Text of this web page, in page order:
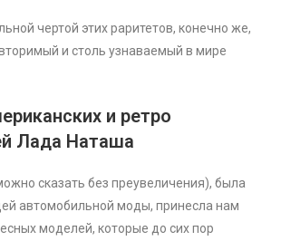
чертой этих раритетов, конечно же,
и столь узнаваемый в мире
и ретро
Лада Наташа
сказать без преувеличения), была
автомобильной моды, принесла нам
моделей, которые до сих пор